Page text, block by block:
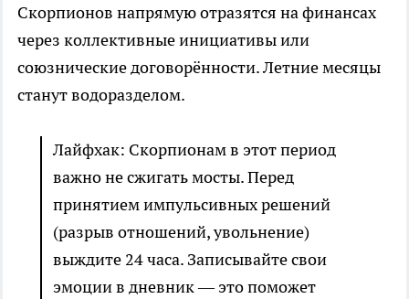
Скорпионов напрямую отразятся на финансах
через коллективные инициативы или
союзнические договорённости. Летние месяцы
станут водоразделом.
Лайфхак: Скорпионам в этот период
важно не сжигать мосты. Перед
принятием импульсивных решений
(разрыв отношений, увольнение)
выждите 24 часа. Записывайте свои
эмоции в дневник — это поможет